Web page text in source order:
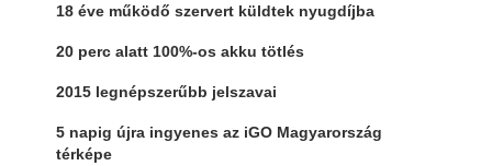
18 éve működő szervert küldtek nyugdíjba
20 perc alatt 100%-os akku tötlés
2015 legnépszerűbb jelszavai
5 napig újra ingyenes az iGO Magyarország
térképe